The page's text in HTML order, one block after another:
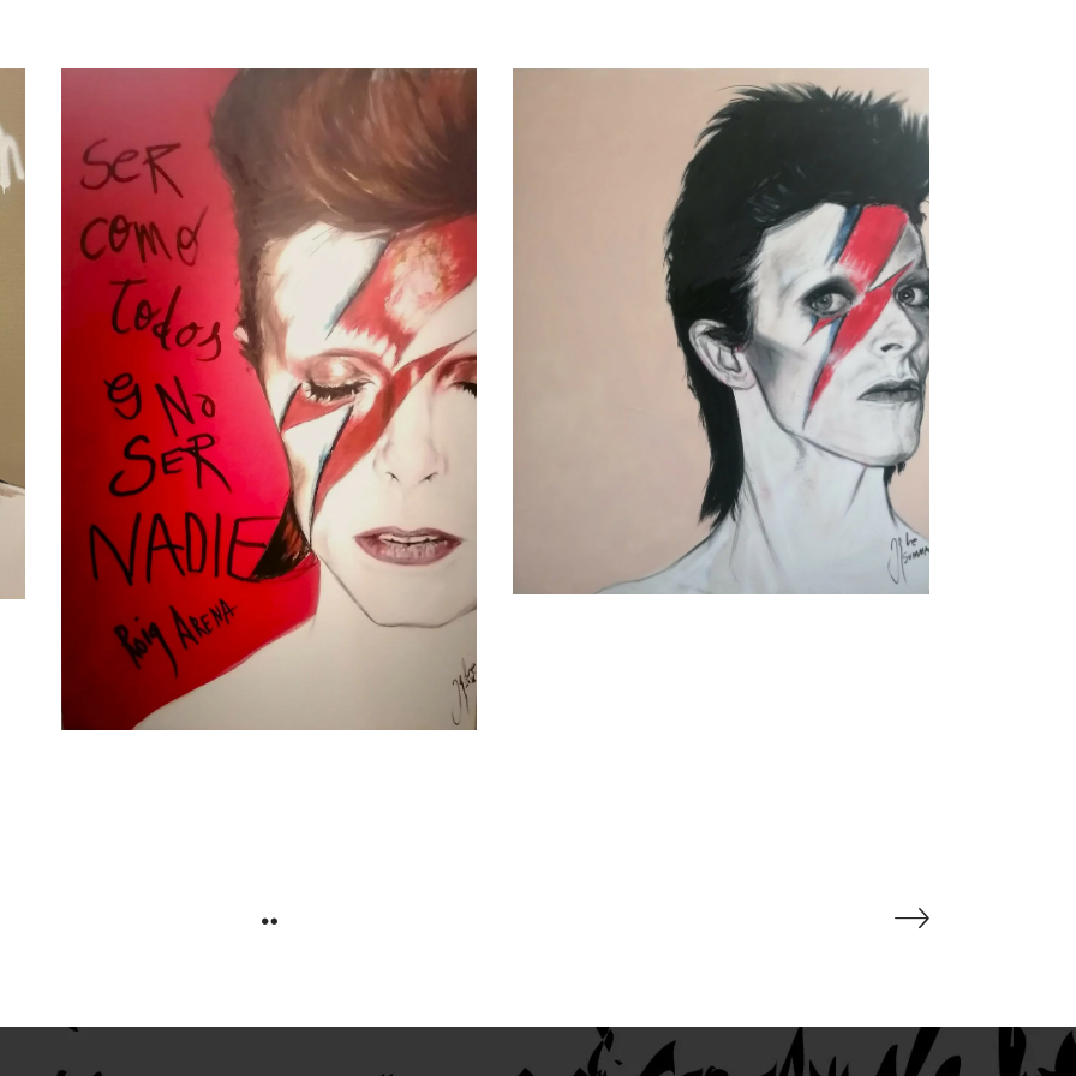
Bowie Roig Arena, por Jesús
Arrúe
Catalogo Disponible
Cine
Bowie No Kings, por Jesús
Arrúe
Catalogo Disponible
Cine